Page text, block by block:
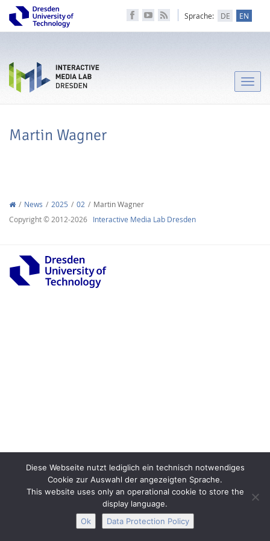
Sprache: DE EN
Toggle
Martin Wagner
News 2025 02
Martin Wagner
Copyright © 2012-2026 Interactive Media Lab Dresden
Diese Webseite nutzt lediglich ein technisch notwendiges
Cookie zur Auswahl der angezeigten Sprache.
This website uses only an operational cookie to store the
display language.
Ok
Data Protection Policy